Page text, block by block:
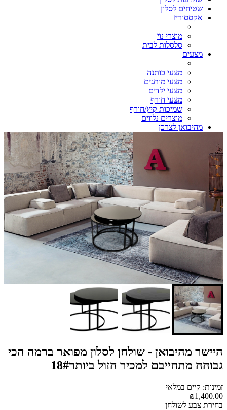
שטיחים לסלון
אקססוריז
מוצרי נוי
סלסלות לבית
מצעים
מצעי כותנה
מצעי מותגים
מצעי ילדים
מצעי חורף
שמיכות קיץ/חורף
מוצרים נלווים
מהיבואן לצרכן
היישר מהיבואן - שולחן לסלון מפואר ברמה הכי
גבוהה מתחייבם למכיר הזול ביותר18#
זמינות: קיים במלאי
₪1,400.00
בחירת צבע לשולחן